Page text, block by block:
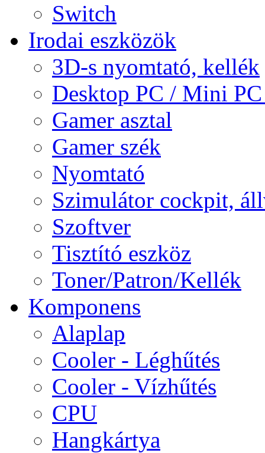
Switch
Irodai eszközök
3D-s nyomtató, kellék
Desktop PC / Mini
Gamer asztal
Gamer szék
Nyomtató
Szimulátor cockpit,
Szoftver
Tisztító eszköz
Toner/Patron/Kellék
Komponens
Alaplap
Cooler - Léghűtés
Cooler - Vízhűtés
CPU
Hangkártya